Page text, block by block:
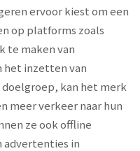
ervoor kiest om een
op platforms zoals
te maken van
inzetten van
kan het merk
meer verkeer naar hun
ze ook offline
advertenties in